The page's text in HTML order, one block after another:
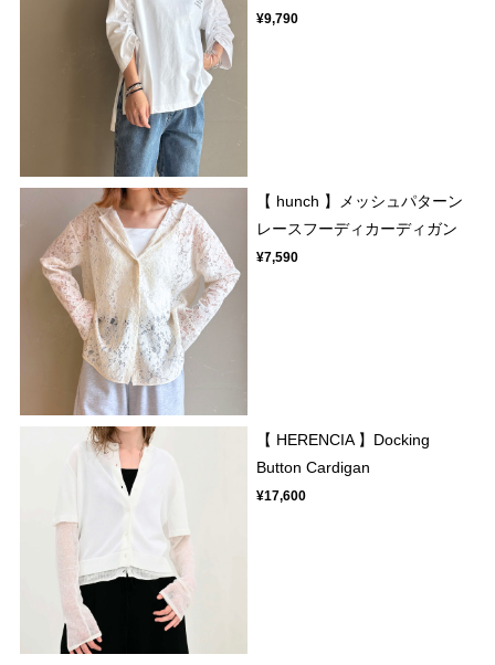
¥9,790
【 hunch 】メッシュパターン
レースフーディカーディガン
¥7,590
【 HERENCIA 】Docking
Button Cardigan
¥17,600